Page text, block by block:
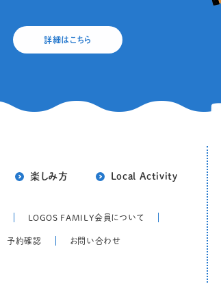
詳細はこちら
楽しみ方 Local Activity
LOGOS FAMILY会員について
予約確認 お問い合わせ